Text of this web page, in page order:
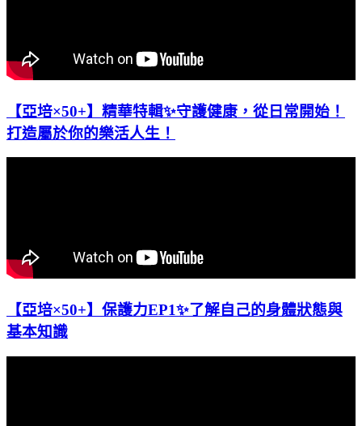
【亞培×50+】精華特輯✨守護健康，從日常開始！
打造屬於你的樂活人生！
【亞培×50+】保護力EP1✨了解自己的身體狀態與
基本知識